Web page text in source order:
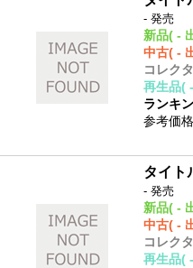
- 発売
新品( -
中古( -
コレク
再生品(
ランキ
参考価格
タイト
- 発売
新品( -
中古( -
コレク
再生品(